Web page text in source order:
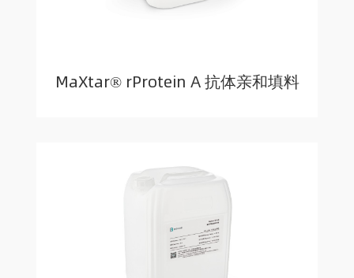
MaXtar® rProtein A 抗体亲和填料